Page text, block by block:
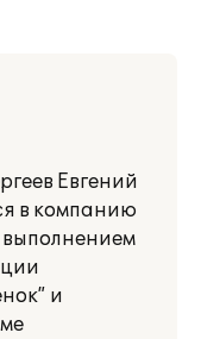
Евгений
в компанию
и